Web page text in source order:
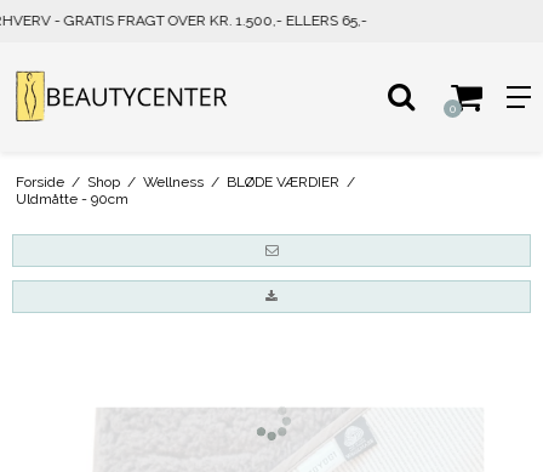
PRIVAT - GRATIS FRAGT OVER KR. 500,- ELLERS 39,-
0
Forside / Shop / Wellness / BLØDE VÆRDIER /
Uldmåtte - 90cm